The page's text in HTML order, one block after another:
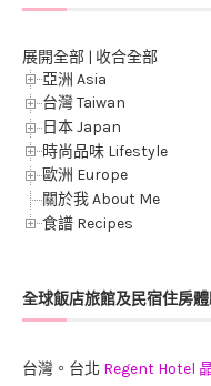
展開全部 | 收合全部
亞洲 Asia
台灣 Taiwan
日本 Japan
時尚品味 Lifestyle
歐洲 Europe
關於我 About Me
食譜 Recipes
全球飯店旅館及民宿住房
台灣。台北 Regent Hotel